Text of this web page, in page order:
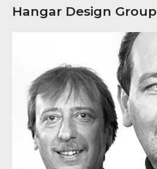
Hangar Design Group